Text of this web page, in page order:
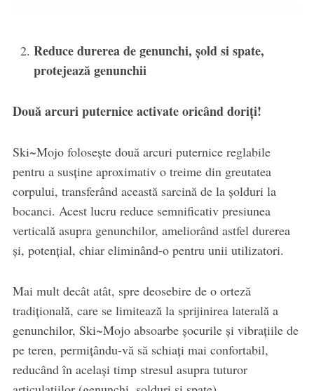
Reduce durerea de genunchi, șold si spate,
protejează genunchii
Două arcuri puternice activate oricând doriți!
Ski~Mojo folosește două arcuri puternice reglabile
pentru a susține aproximativ o treime din greutatea
corpului, transferând această sarcină de la șolduri la
bocanci. Acest lucru reduce semnificativ presiunea
verticală asupra genunchilor, ameliorând astfel durerea
și, potențial, chiar eliminând-o pentru unii utilizatori.
Mai mult decât atât, spre deosebire de o orteză
tradițională, care se limitează la sprijinirea laterală a
genunchilor, Ski~Mojo absoarbe șocurile și vibrațiile de
pe teren, permițându-vă să schiați mai confortabil,
reducând în același timp stresul asupra tuturor